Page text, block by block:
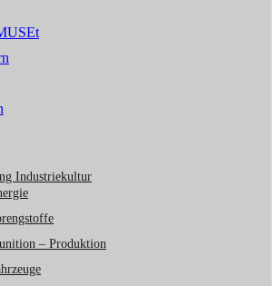
Industriekultur
– Produktion